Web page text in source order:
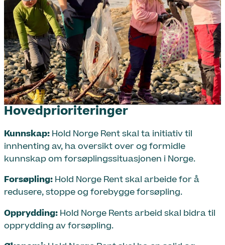
Hovedprioriteringer
Kunnskap: Hold Norge Rent skal ta initiativ til
innhenting av, ha oversikt over og formidle
kunnskap om forsøplingssituasjonen i Norge.
Forsøpling: Hold Norge Rent skal arbeide for å
redusere, stoppe og forebygge forsøpling.
Opprydding: Hold Norge Rents arbeid skal bidra til
opprydding av forsøpling.